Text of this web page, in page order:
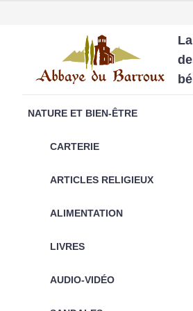
NATURE ET BIEN-ÊTRE
CARTERIE
ARTICLES RELIGIEUX
ALIMENTATION
LIVRES
AUDIO-VIDÉO